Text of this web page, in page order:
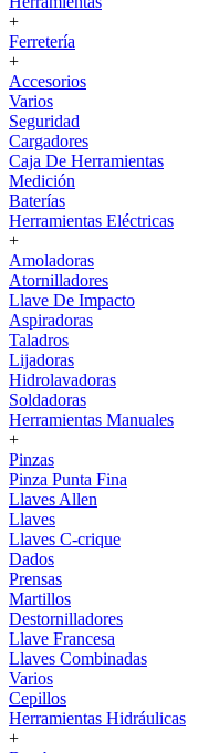
+
Ferretería
+
Accesorios
Varios
Seguridad
Cargadores
Caja De Herramientas
Medición
Baterías
Herramientas Eléctricas
+
Amoladoras
Atornilladores
Llave De Impacto
Aspiradoras
Taladros
Lijadoras
Hidrolavadoras
Soldadoras
Herramientas Manuales
+
Pinzas
Pinza Punta Fina
Llaves Allen
Llaves
Llaves C-crique
Dados
Prensas
Martillos
Destornilladores
Llave Francesa
Llaves Combinadas
Varios
Cepillos
Herramientas Hidráulicas
+